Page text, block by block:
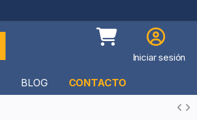
Iniciar sesión
BLOG CONTACTO